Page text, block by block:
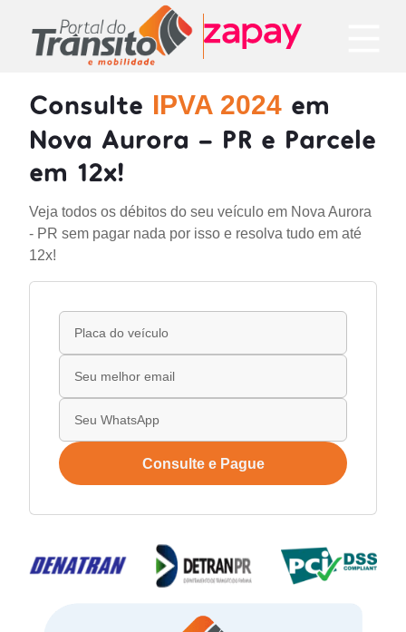
Consulte IPVA 2024 em
Nova Aurora - PR e Parcele
em 12x!
Veja todos os débitos do seu veículo em Nova Aurora
- PR sem pagar nada por isso e resolva tudo em até
12x!
Consulte e Pague